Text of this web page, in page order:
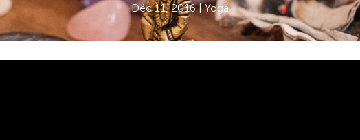
Déc 11, 2016|Yoga